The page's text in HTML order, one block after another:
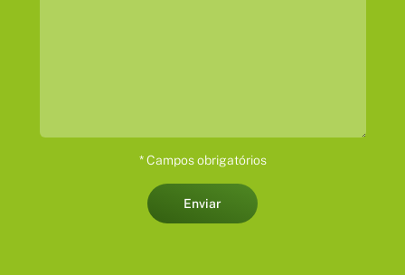
* Campos obrigatórios
Enviar